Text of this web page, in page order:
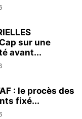
sur une
avant...
: le procès des
fixé...